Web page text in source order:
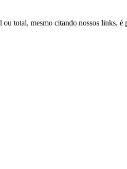
total, mesmo citando nossos links,